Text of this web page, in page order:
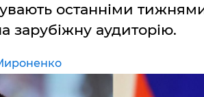
останніми
зарубіжну аудиторію.